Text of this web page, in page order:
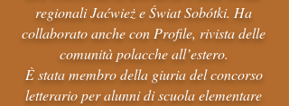
regionali Jaćwież e Świat Sobótki. Ha
collaborato anche con Profile, rivista delle
comunità polacche all’estero.
È stata membro della giuria del concorso
letterario per alunni di scuola elementare